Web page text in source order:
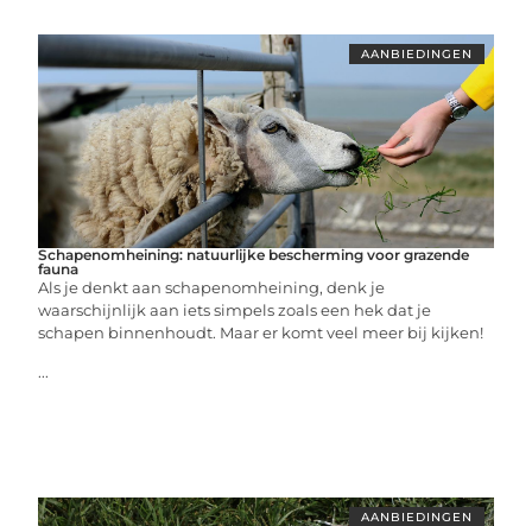
AANBIEDINGEN
Schapenomheining: natuurlijke bescherming voor grazende
fauna
Als je denkt aan schapenomheining, denk je
waarschijnlijk aan iets simpels zoals een hek dat je
schapen binnenhoudt. Maar er komt veel meer bij kijken!
...
AANBIEDINGEN